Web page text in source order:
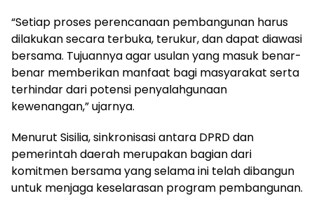
“Setiap proses perencanaan pembangunan harus
dilakukan secara terbuka, terukur, dan dapat diawasi
bersama. Tujuannya agar usulan yang masuk benar-
benar memberikan manfaat bagi masyarakat serta
terhindar dari potensi penyalahgunaan
kewenangan,” ujarnya.
Menurut Sisilia, sinkronisasi antara DPRD dan
pemerintah daerah merupakan bagian dari
komitmen bersama yang selama ini telah dibangun
untuk menjaga keselarasan program pembangunan.